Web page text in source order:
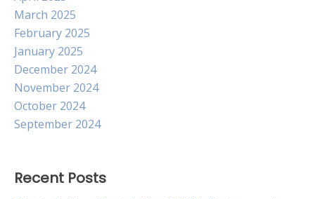
March 2025
February 2025
January 2025
December 2024
November 2024
October 2024
September 2024
Recent Posts